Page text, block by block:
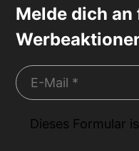
Melde dich
Dieses Formular